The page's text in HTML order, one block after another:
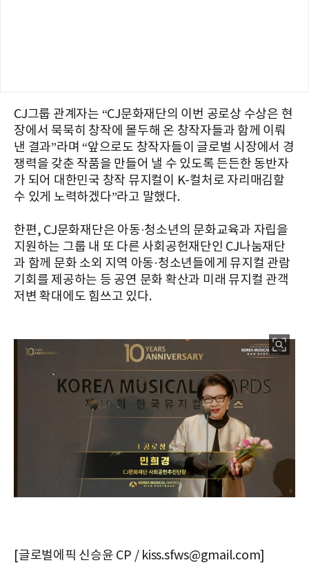
CJ그룹 관계자는 “CJ문화재단의 이번 공로상 수상은 현
장에서 묵묵히 창작에 몰두해 온 창작자들과 함께 이뤄
낸 결과”라며 “앞으로도 창작자들이 글로벌 시장에서 경
쟁력을 갖춘 작품을 만들어 낼 수 있도록 든든한 동반자
가 되어 대한민국 창작 뮤지컬이 K-컬처로 자리매김할
수 있게 노력하겠다”라고 말했다.
한편, CJ문화재단은 아동·청소년의 문화교육과 자립을
지원하는 그룹 내 또 다른 사회공헌재단인 CJ나눔재단
과 함께 문화 소외 지역 아동·청소년들에게 뮤지컬 관람
기회를 제공하는 등 공연 문화 확산과 미래 뮤지컬 관객
저변 확대에도 힘쓰고 있다.
[글로벌에픽 신승윤 CP / kiss.sfws@gmail.com]